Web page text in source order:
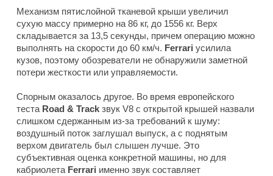
Механизм пятислойной тканевой крыши увеличил
сухую массу примерно на 86 кг, до 1556 кг. Верх
складывается за 13,5 секунды, причем операцию можно
выполнять на скорости до 60 км/ч. Ferrari усилила
кузов, поэтому обозреватели не обнаружили заметной
потери жесткости или управляемости.
Спорным оказалось другое. Во время европейского
теста Road & Track звук V8 с открытой крышей назвали
слишком сдержанным из-за требований к шуму:
воздушный поток заглушал выпуск, а с поднятым
верхом двигатель был слышен лучше. Это
субъективная оценка конкретной машины, но для
кабриолета Ferrari именно звук составляет